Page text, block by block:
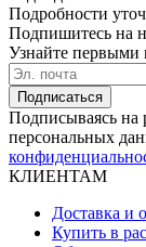
Подробности
Подпишитесь на
Узнайте первыми
Подписаться
Подписываясь на
персональных
КЛИЕНТАМ
Доставка и
Купить в